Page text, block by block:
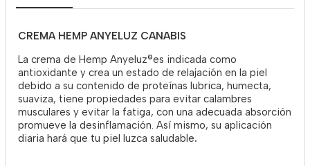
CREMA HEMP ANYELUZ CANABIS
La crema de Hemp Anyeluz®es indicada como
antioxidante y crea un estado de relajación en la piel
debido a su contenido de proteínas lubrica, humecta,
suaviza, tiene propiedades para evitar calambres
musculares y evitar la fatiga, con una adecuada absorción
promueve la desinflamación. Así mismo, su aplicación
diaria hará que tu piel luzca saludable.